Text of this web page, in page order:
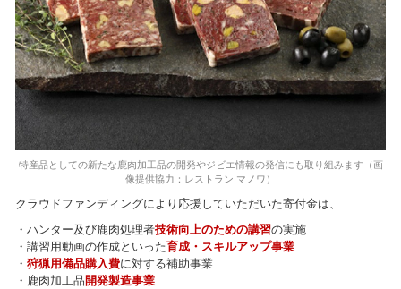
特産品としての新たな鹿肉加工品の開発やジビエ情報の発信にも取り組みます（画
像提供協力：レストラン マノワ）
クラウドファンディングにより応援していただいた寄付金は、
・ハンター及び鹿肉処理者技術向上のための講習の実施
・講習用動画の作成といった育成・スキルアップ事業
・ 狩猟用備品購入費に対する補助事業
・鹿肉加工品 開発製造事業